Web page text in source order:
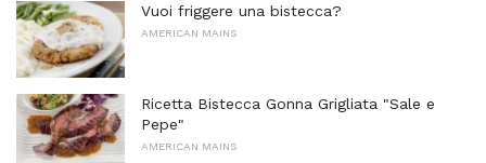
Vuoi friggere una bistecca?
AMERICAN MAINS
Ricetta Bistecca Gonna Grigliata "Sale e
Pepe"
AMERICAN MAINS